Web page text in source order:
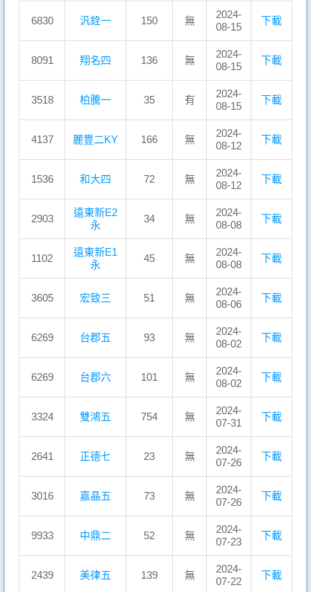
6830 汎銓一 150 無
2024-
08-15
下載
8091 翔名四 136 無
2024-
08-15
下載
3518 柏騰一 35 有
2024-
08-15
下載
4137 麗豐二KY 166 無
2024-
08-12
下載
1536 和大四 72 無
2024-
08-12
下載
2903
遠東新E2
永
34 無
2024-
08-08
下載
1102
遠東新E1
永
45 無
2024-
08-08
下載
3605 宏致三 51 無
2024-
08-06
下載
6269 台郡五 93 無
2024-
08-02
下載
6269 台郡六 101 無
2024-
08-02
下載
3324 雙鴻五 754 無
2024-
07-31
下載
2641 正德七 23 無
2024-
07-26
下載
3016 嘉晶五 73 無
2024-
07-26
下載
9933 中鼎二 52 無
2024-
07-23
下載
2439 美律五 139 無
2024-
07-22
下載